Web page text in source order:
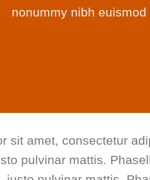
nonummy nibh
sit amet, consectetur
pulvinar mattis.